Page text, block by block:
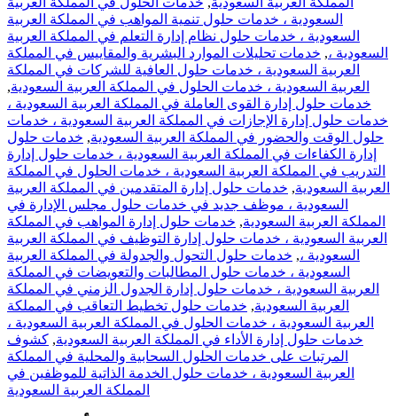
السعودية ، خدمات حلول تنمية المواهب في المملكة العربية
السعودية ، خدمات حلول نظام إدارة التعلم في المملكة العربية
السعودية ،, خدمات تحليلات الموارد البشرية والمقاييس في المملكة
العربية السعودية ، خدمات حلول العافية للشركات في المملكة
العربية السعودية ، خدمات الحلول في المملكة العربية السعودية,
خدمات حلول إدارة القوى العاملة في المملكة العربية السعودية ،
خدمات حلول إدارة الإجازات في المملكة العربية السعودية ، خدمات
حلول الوقت والحضور في المملكة العربية السعودية, خدمات حلول
إدارة الكفاءات في المملكة العربية السعودية ، خدمات حلول إدارة
التدريب في المملكة العربية السعودية ، خدمات الحلول في المملكة
العربية السعودية, خدمات حلول إدارة المتقدمين في المملكة العربية
السعودية ، موظف جديد في خدمات حلول مجلس الإدارة في
المملكة العربية السعودية, خدمات حلول إدارة المواهب في المملكة
العربية السعودية ، خدمات حلول إدارة التوظيف في المملكة العربية
السعودية ،, خدمات حلول التحول والجدولة في المملكة العربية
السعودية ، خدمات حلول المطالبات والتعويضات في المملكة
العربية السعودية ، خدمات حلول إدارة الجدول الزمني في المملكة
العربية السعودية, خدمات حلول تخطيط التعاقب في المملكة
العربية السعودية ، خدمات الحلول في المملكة العربية السعودية ،
خدمات حلول إدارة الأداء في المملكة العربية السعودية, كشوف
المرتبات على خدمات الحلول السحابية والمحلية في المملكة
العربية السعودية ، خدمات حلول الخدمة الذاتية للموظفين في
المملكة العربية السعودية